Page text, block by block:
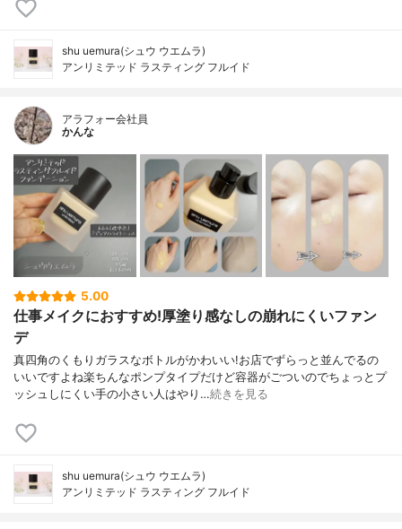
shu uemura(シュウ ウエムラ)
アンリミテッド ラスティング フルイド
アラフォー会社員
かんな
5.00
仕事メイクにおすすめ!厚塗り感なしの崩れにくいファン
デ
真四角のくもりガラスなボトルがかわいい!お店でずらっと並んでるの
いいですよね楽ちんなポンプタイプだけど容器がごついのでちょっとプ
ッシュしにくい手の小さい人はやり…続きを見る
shu uemura(シュウ ウエムラ)
アンリミテッド ラスティング フルイド